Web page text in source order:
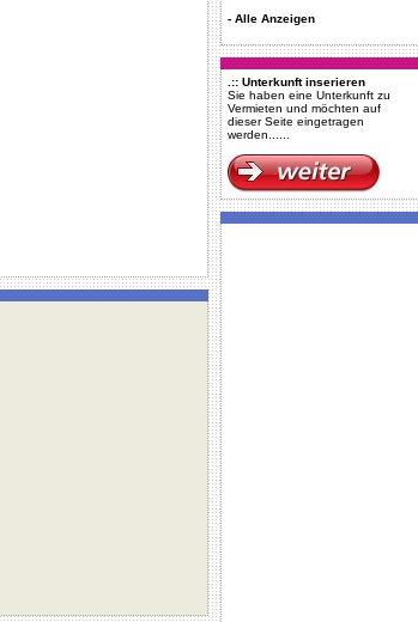
- Alle Anzeigen
.:: Unterkunft inserieren
Sie haben eine Unterkunft zu
Vermieten und möchten auf
dieser Seite eingetragen
werden......